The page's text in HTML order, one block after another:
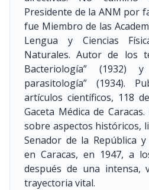
Presidente de la ANM por
fue Miembro de las
Lengua y Ciencias
Naturales. Autor de los
Bacteriología” (1932) y
parasitología” (1934).
artículos científicos, 118
Gaceta Médica de
sobre aspectos históricos,
Senador de la República y
en Caracas, en 1947, a
después de una intensa,
trayectoria vital.